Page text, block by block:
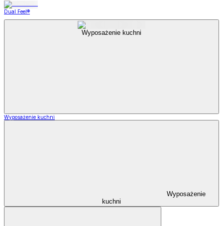
Dual Feel®
Wyposażenie kuchni
Wyposażenie kuchni
Wyposażenie
kuchni